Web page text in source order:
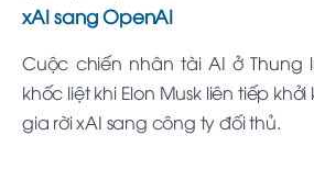
xAI sang OpenAI
Cuộc chiến nhân tài AI ở Thung
khốc liệt khi Elon Musk liên tiếp
gia rời xAI sang công ty đối thủ.